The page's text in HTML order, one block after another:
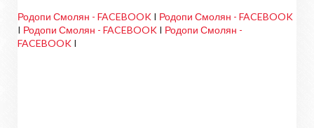
Родопи Смолян - FACEBOOK I Родопи Смолян - FACEBOOK
I Родопи Смолян - FACEBOOK I Родопи Смолян -
FACEBOOK I